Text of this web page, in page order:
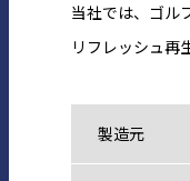
当社では、ゴル
リフレッシュ再
製造元